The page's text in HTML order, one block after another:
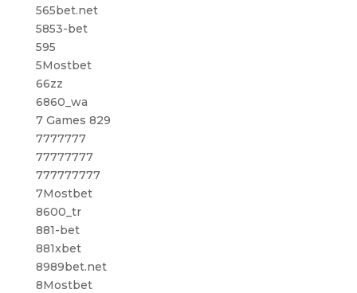
565bet.net
5853-bet
595
5Mostbet
66zz
6860_wa
7 Games 829
7777777
77777777
777777777
7Mostbet
8600_tr
881-bet
881xbet
8989bet.net
8Mostbet